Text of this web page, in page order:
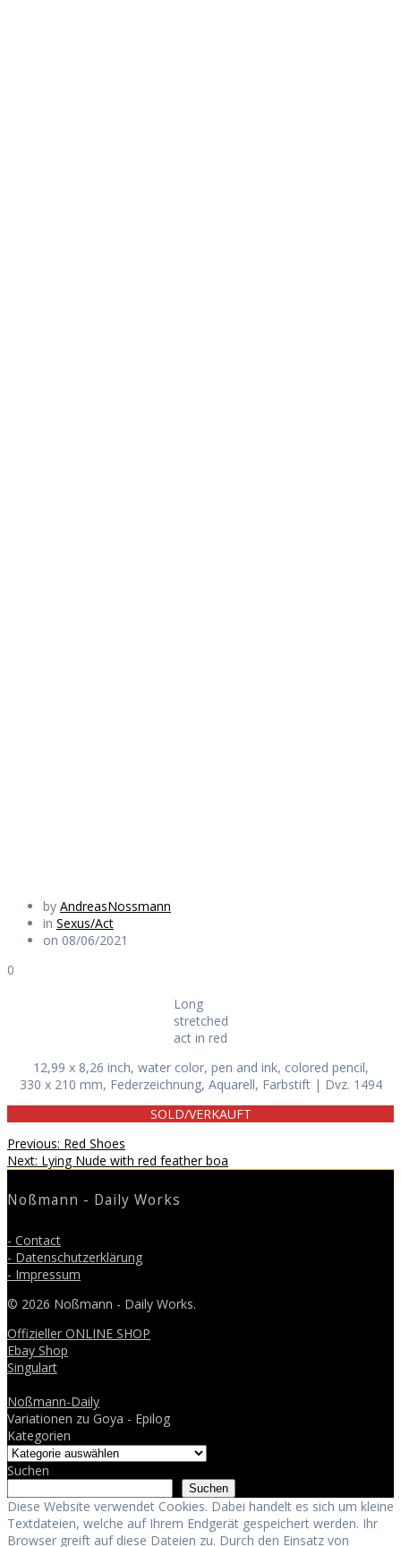
by AndreasNossmann
in Sexus/Act
on 08/06/2021
0
Long
stretched
act in red
12,99 x 8,26 inch, water color, pen and ink, colored pencil,
330 x 210 mm, Federzeichnung, Aquarell, Farbstift | Dvz. 1494
SOLD/VERKAUFT
Beitragsnavigation
Previous: Previous
post:
Red Shoes
Next: Next
Lying Nude with red feather boa
Noßmann - Daily Works
- Contact
- Datenschutzerklärung
- Impressum
© 2026 Noßmann - Daily Works.
Offizieller ONLINE SHOP
Ebay Shop
Singulart
Noßmann-Daily
Variationen zu Goya - Epilog
Kategorien
Suchen
Suchen
Diese Website verwendet Cookies. Dabei handelt es sich um kleine
Textdateien, welche auf Ihrem Endgerät gespeichert werden. Ihr
Browser greift auf diese Dateien zu. Durch den Einsatz von